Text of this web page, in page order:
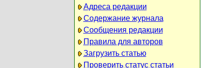
Адреса редакции
Содержание журнала
Сообщения редакции
Правила для авторов
Загрузить статью
Проверить статус статьи